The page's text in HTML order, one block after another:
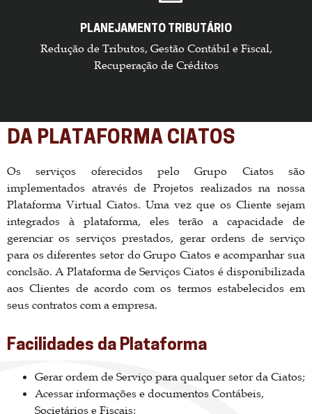
PLANEJAMENTO TRIBUTÁRIO
Redução de Tributos, Gestão Contábil e Fiscal,
Recuperação de Créditos
DA PLATAFORMA CIATOS
Os serviços oferecidos pelo Grupo Ciatos são
implementados através de Projetos realizados na nossa
Plataforma Virtual Ciatos. Uma vez que os Cliente sejam
integrados à plataforma, eles terão a capacidade de
gerenciar os serviços prestados, gerar ordens de serviço
para os diferentes setor do Grupo Ciatos e acompanhar sua
conclsão. A Plataforma de Serviços Ciatos é disponibilizada
aos Clientes de acordo com os termos estabelecidos em
seus contratos com a empresa.
Facilidades da Plataforma
Gerar ordem de Serviço para qualquer setor da Ciatos;
Acessar informações e documentos Contábeis,
Societários e Fiscais;